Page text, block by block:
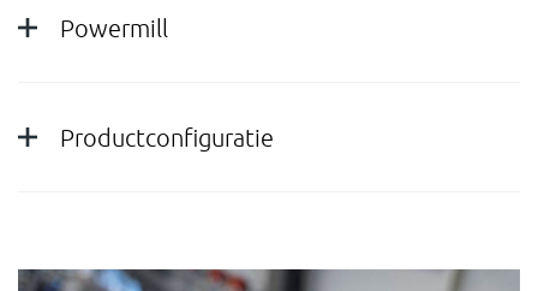
Powermill
Productconfiguratie